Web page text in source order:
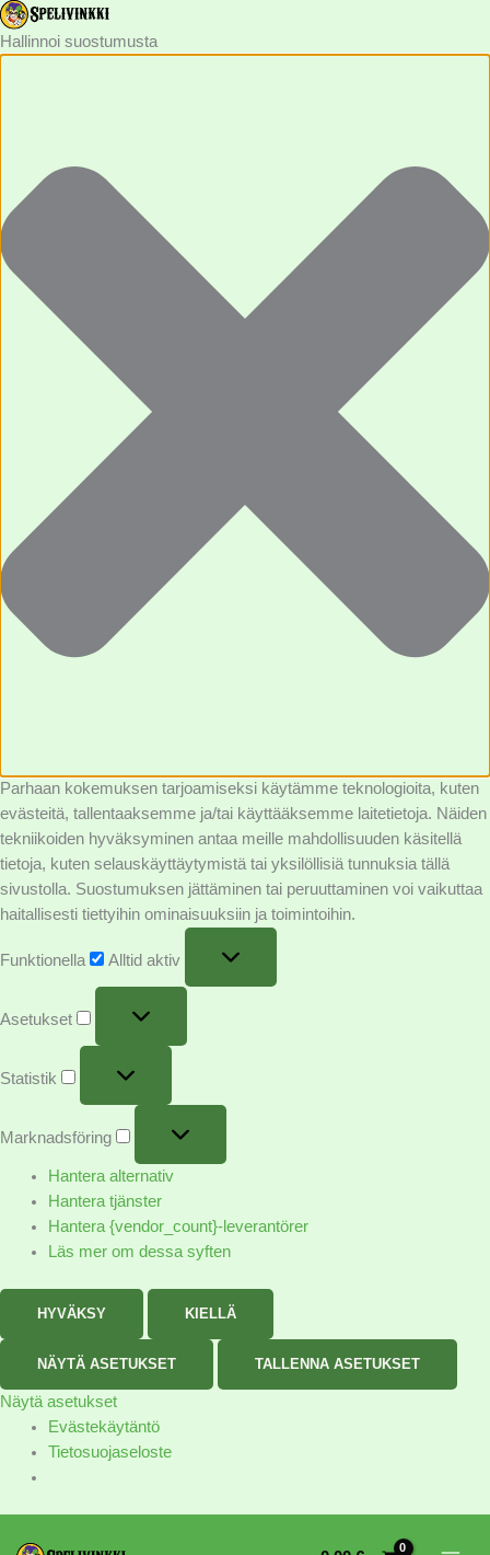
Hallinnoi suostumusta
Parhaan kokemuksen tarjoamiseksi käytämme teknologioita, kuten
evästeitä, tallentaaksemme ja/tai käyttääksemme laitetietoja. Näiden
tekniikoiden hyväksyminen antaa meille mahdollisuuden käsitellä
tietoja, kuten selauskäyttäytymistä tai yksilöllisiä tunnuksia tällä
sivustolla. Suostumuksen jättäminen tai peruuttaminen voi vaikuttaa
haitallisesti tiettyihin ominaisuuksiin ja toimintoihin.
Funktionella
Funktionella
Alltid aktiv
Asetukset
Asetukset
Statistik
Statistik
Marknadsföring
Hantera alternativ
Hantera tjänster
Hantera {vendor_count}-leverantörer
Läs mer om dessa syften
HYVÄKSY KIELLÄ
NÄYTÄ ASETUKSET TALLENNA ASETUKSET
Näytä asetukset
Evästekäytäntö
Tietosuojaseloste